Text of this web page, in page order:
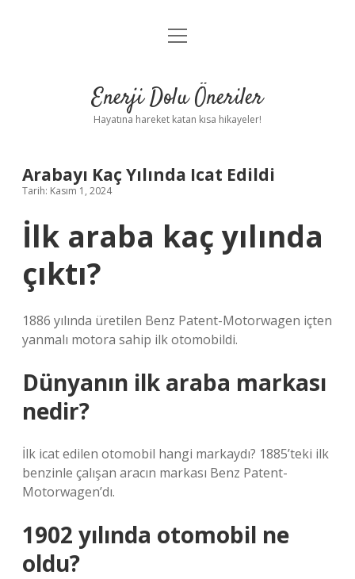
Anasayfa
Yasal Uyarı
menüyü
Enerji Dolu Öneriler
Hayatına hareket katan kısa hikayeler!
Arabayı Kaç Yılında Icat Edildi
Tarih: Kasım 1, 2024
İlk araba kaç yılında
çıktı?
1886 yılında üretilen Benz Patent-Motorwagen içten
yanmalı motora sahip ilk otomobildi.
Dünyanın ilk araba markası
nedir?
İlk icat edilen otomobil hangi markaydı? 1885’teki ilk
benzinle çalışan aracın markası Benz Patent-
Motorwagen’dı.
1902 yılında otomobil ne
oldu?